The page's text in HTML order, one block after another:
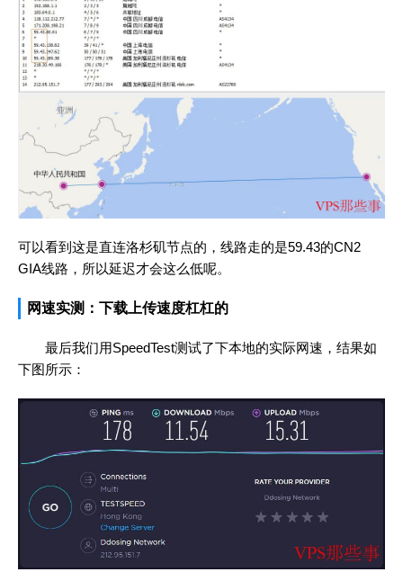
可以看到这是直连洛杉矶节点的，线路走的是59.43的CN2
GIA线路，所以延迟才会这么低呢。
网速实测：下载上传速度杠杠的
最后我们用SpeedTest测试了下本地的实际网速，结果如
下图所示：